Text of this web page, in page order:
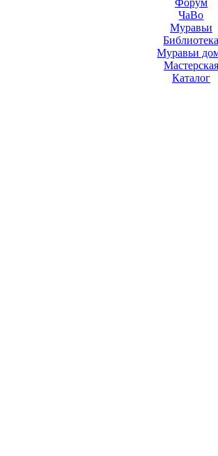
Форум
ЧаВо
Муравьи
Муравьи
Мастерская
Каталог